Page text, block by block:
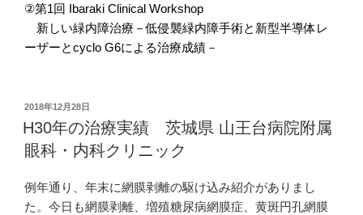
②第1回 Ibaraki Clinical Workshop
新しい緑内障治療－低侵襲緑内障手術と新型半導体レ
ーザーとcyclo G6による治療成績－
投
稿
日:
2018年12月28日
H30年の治療実績 茨城県 山王台病院附属
眼科・内科クリニック
例年通り、年末に網膜剥離の駆け込み紹介がありまし
た。今日も網膜剥離、増殖糖尿病網膜症、黄斑円孔網膜